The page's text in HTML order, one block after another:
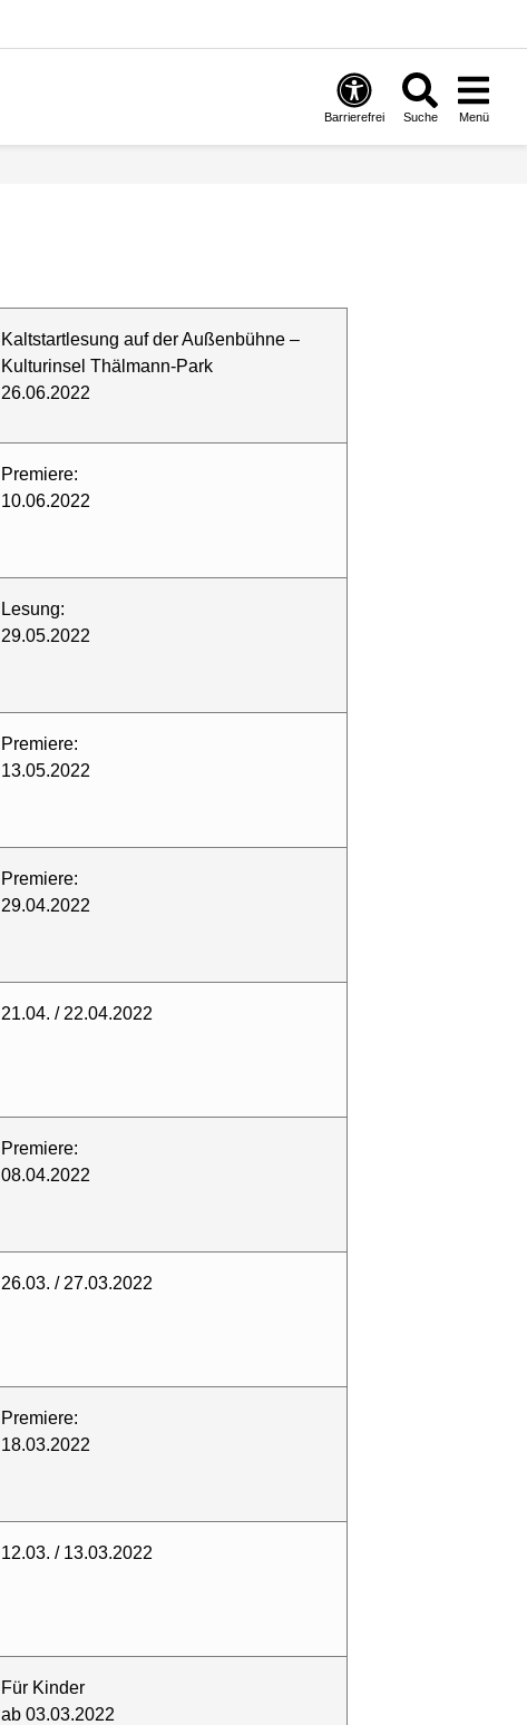
Barrierefrei Suche Menü
Kaltstartlesung auf der Außenbühne –
Kulturinsel Thälmann-Park
26.06.2022
Premiere:
10.06.2022
Lesung:
29.05.2022
Premiere:
13.05.2022
Premiere:
29.04.2022
21.04. / 22.04.2022
Premiere:
08.04.2022
26.03. / 27.03.2022
Premiere:
18.03.2022
12.03. / 13.03.2022
Für Kinder
ab 03.03.2022